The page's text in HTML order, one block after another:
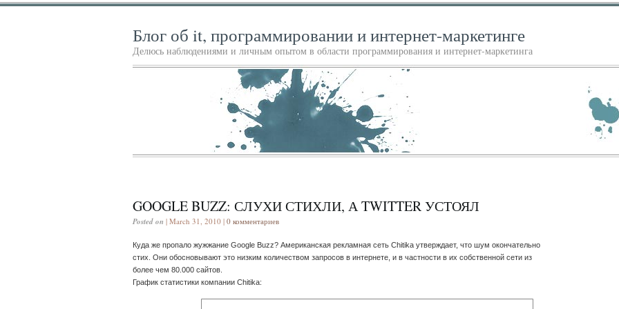
Блог об it, программировании и интернет-маркетинге
Делюсь наблюдениями и личным опытом в области программирования и интернет-маркетинга
GOOGLE BUZZ: СЛУХИ СТИХЛИ, А TWITTER УСТОЯЛ
Posted on | March 31, 2010 | 0 комментариев
Куда же пропало жужжание Google Buzz? Американская рекламная сеть Chitika утверждает, что шум окончательно
стих. Они обосновывают это низким количеством запросов в интернете, и в частности в их собственной сети из
более чем 80.000 сайтов.
График статистики компании Chitika: